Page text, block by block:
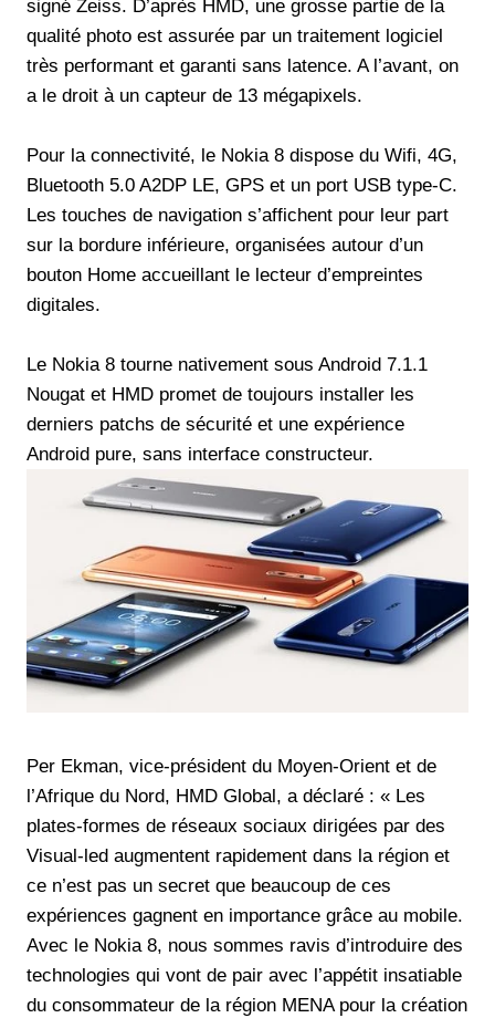
signé Zeiss. D’après HMD, une grosse partie de la
qualité photo est assurée par un traitement logiciel
très performant et garanti sans latence. A l’avant, on
a le droit à un capteur de 13 mégapixels.
Pour la connectivité, le Nokia 8 dispose du Wifi, 4G,
Bluetooth 5.0 A2DP LE, GPS et un port USB type-C.
Les touches de navigation s’affichent pour leur part
sur la bordure inférieure, organisées autour d’un
bouton Home accueillant le lecteur d’empreintes
digitales.
Le Nokia 8 tourne nativement sous Android 7.1.1
Nougat et HMD promet de toujours installer les
derniers patchs de sécurité et une expérience
Android pure, sans interface constructeur.
Per Ekman, vice-président du Moyen-Orient et de
l’Afrique du Nord, HMD Global, a déclaré : « Les
plates-formes de réseaux sociaux dirigées par des
Visual-led augmentent rapidement dans la région et
ce n’est pas un secret que beaucoup de ces
expériences gagnent en importance grâce au mobile.
Avec le Nokia 8, nous sommes ravis d’introduire des
technologies qui vont de pair avec l’appétit insatiable
du consommateur de la région MENA pour la création